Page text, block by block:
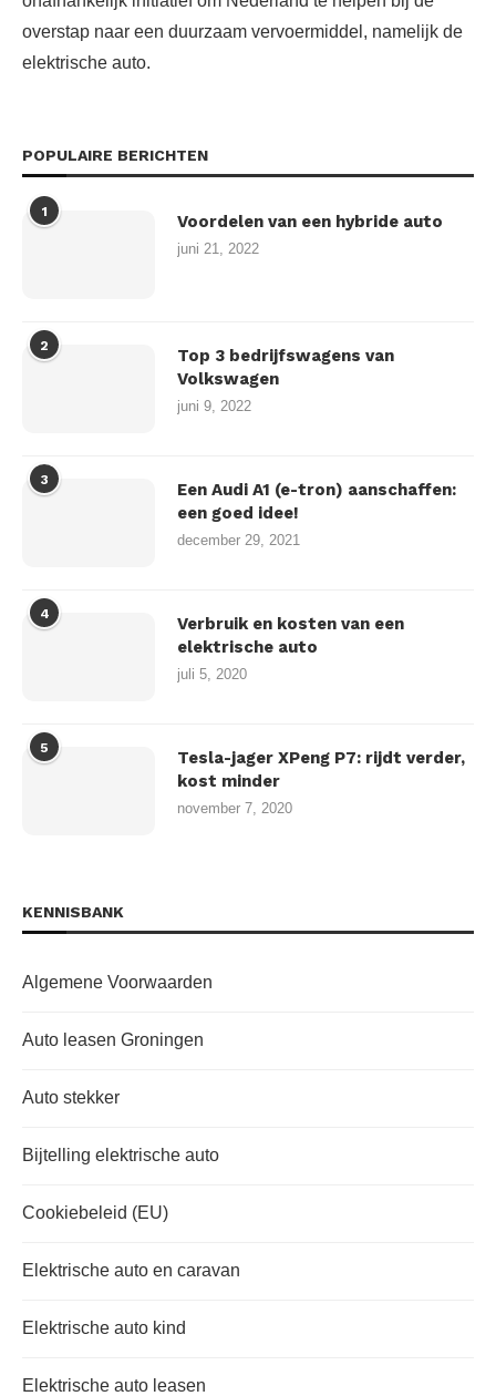
overstap naar een duurzaam vervoermiddel, namelijk de
elektrische auto.
POPULAIRE BERICHTEN
1
Voordelen van een hybride auto
juni 21, 2022
2
Top 3 bedrijfswagens van
Volkswagen
juni 9, 2022
3
Een Audi A1 (e-tron) aanschaffen:
een goed idee!
december 29, 2021
4
Verbruik en kosten van een
elektrische auto
juli 5, 2020
5
Tesla-jager XPeng P7: rijdt verder,
kost minder
november 7, 2020
KENNISBANK
Algemene Voorwaarden
Auto leasen Groningen
Auto stekker
Bijtelling elektrische auto
Cookiebeleid (EU)
Elektrische auto en caravan
Elektrische auto kind
Elektrische auto leasen